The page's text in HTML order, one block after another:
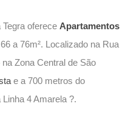
oferece Apartamentos
a 76m². Localizado na Rua
Zona Central de São
e a 700 metros do
Linha 4 Amarela ?.